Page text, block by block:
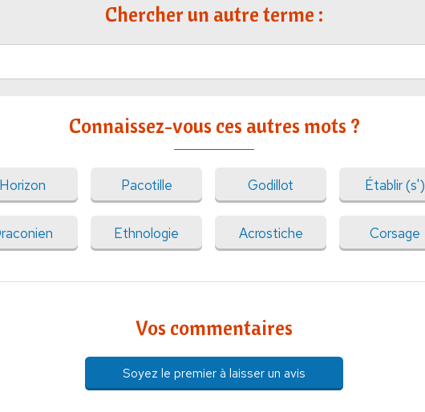
Chercher un autre terme :
Connaissez-vous ces autres mots ?
Horizon Pacotille Godillot Établir (s')
Ethnologie Acrostiche Corsage
Vos commentaires
Soyez le premier à laisser un avis